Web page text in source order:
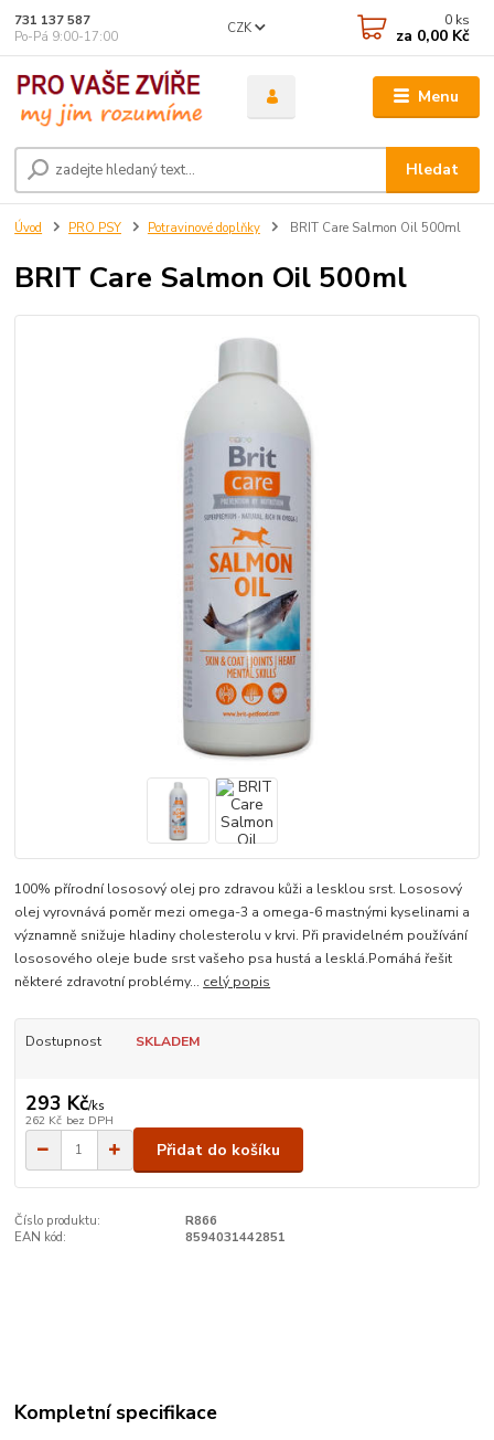
Menu
CZK
Hledat
731 137 587
Po-Pá 9:00-17:00
0 ks
za 0,00 Kč
Úvod PRO PSY Potravinové doplňky BRIT Care Salmon Oil 500ml
BRIT Care Salmon Oil 500ml
100% přírodní lososový olej pro zdravou kůži a lesklou srst. Lososový
olej vyrovnává poměr mezi omega-3 a omega-6 mastnými kyselinami a
významně snižuje hladiny cholesterolu v krvi. Při pravidelném používání
lososového oleje bude srst vašeho psa hustá a lesklá.Pomáhá řešit
některé zdravotní problémy... celý popis
Dostupnost SKLADEM
293 Kč/ks
262 Kč bez DPH
Přidat do košíku
Číslo produktu:
R866
EAN kód:
8594031442851
Kompletní specifikace